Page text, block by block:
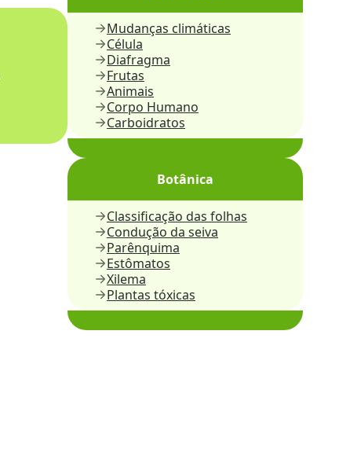
Mudanças climáticas
Célula
Diafragma
Frutas
Animais
Corpo Humano
Carboidratos
Botânica
Classificação das folhas
Condução da seiva
Parênquima
Estômatos
Xilema
Plantas tóxicas